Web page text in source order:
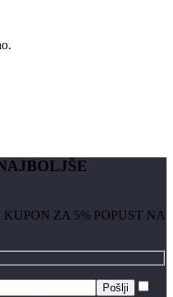
KUPON ZA 5% POPUST NA